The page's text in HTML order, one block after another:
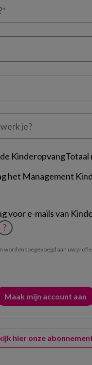
het Management
voor e-mails van
?
worden toegevoegd aan uw
hier onze